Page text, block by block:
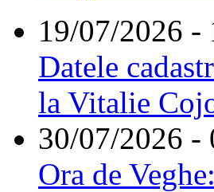
19/07/2026 -
Datele
la Vitalie
30/07/2026 -
Ora de